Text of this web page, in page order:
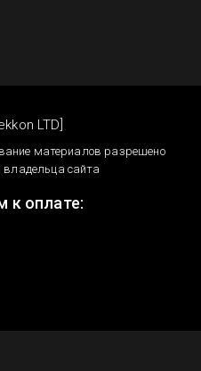
LTD]
материалов разрешено
владельца сайта
к оплате: